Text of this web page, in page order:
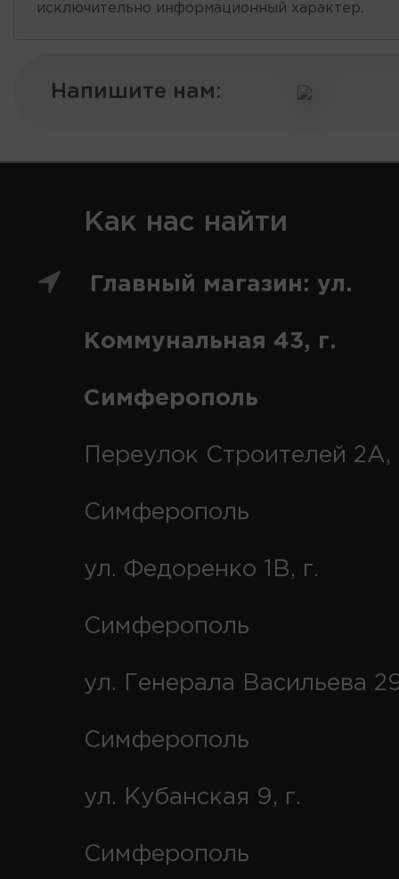
исключительно информационный характер.
Напишите нам:
Как нас найти
Главный магазин: ул.
Коммунальная 43, г.
Симферополь
Переулок Строителей 2А,
Симферополь
ул. Федоренко 1В, г.
Симферополь
ул. Генерала Васильева
Симферополь
ул. Кубанская 9, г.
Симферополь